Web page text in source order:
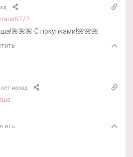
С покупками!🌺🌺🌺
лет назад